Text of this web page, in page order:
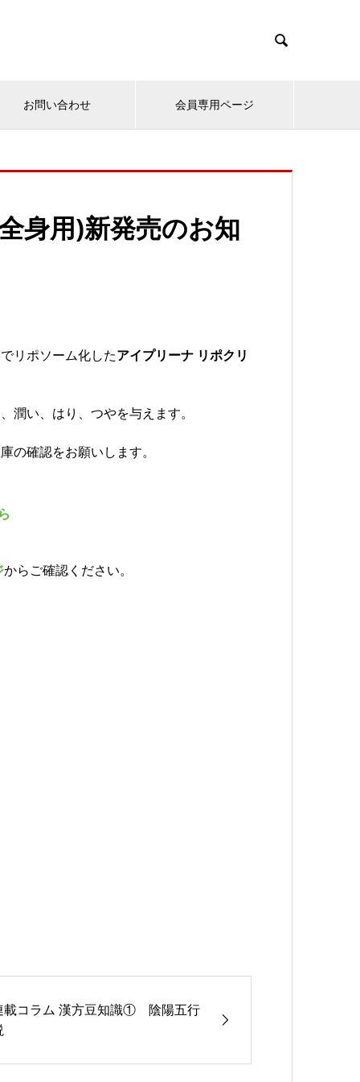

お問い合わせ 会員専用ページ
身用)新発売のお知
リポソーム化したアイプリーナ リポクリ
潤い、はり、つやを与えます。
の確認をお願いします。
からご確認ください。
載コラム 漢方豆知識① 陰陽五行